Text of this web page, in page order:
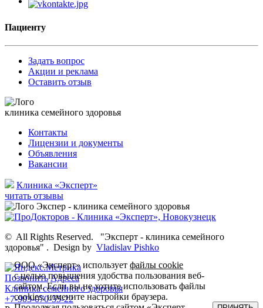
Пациенту
Задать вопрос
Акции и реклама
Оставить отзыв
клиника семейного здоровья
Контакты
Лицензии и документы
Объявления
Вакансии
Клиника «Эксперт»
читать отзывы
© All Rights Reserved.
"Эксперт - клиника семейного
здоровья" . Design by Vladislav Pishko
Позвонить Адреса
Клиника семейного здоровья
+7-903-070-55-22
ООО «Эксперт» используетфайлы cookie
с целью повышения удобства пользования веб-
сайтом. Если вы не хотите использовать файлы
cookies, измените настройки браузера.